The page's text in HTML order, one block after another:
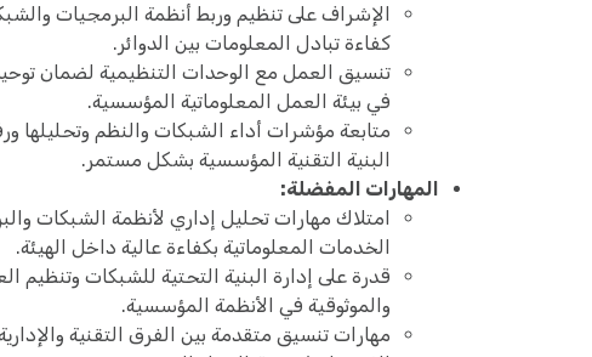
الإشراف على تنظيم وربط أنظمة البرمجيات
كفاءة تبادل المعلومات بين الدوائر.
تنسيق العمل مع الوحدات التنظيمية لضمان
في بيئة العمل المعلوماتية المؤسسية.
متابعة مؤشرات أداء الشبكات والنظم وتحليلها
البنية التقنية المؤسسية بشكل مستمر.
المهارات المفضلة:
امتلاك مهارات تحليل إداري لأنظمة الشبكات
الخدمات المعلوماتية بكفاءة عالية داخل الهيئة.
قدرة على إدارة البنية التحتية للشبكات وتنظيم
والموثوقية في الأنظمة المؤسسية.
مهارات تنسيق متقدمة بين الفرق التقنية